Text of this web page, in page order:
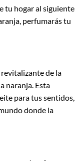
tu hogar al siguiente
perfumarás tu
de la
naranja. Esta
para tus sentidos,
donde la